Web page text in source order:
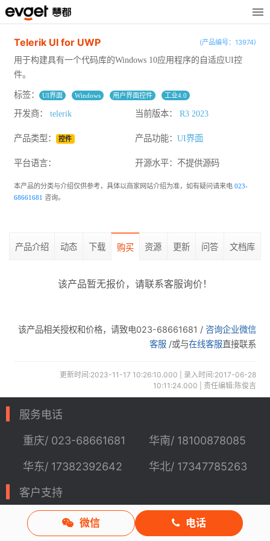
Telerik UI for UWP (产品编号：13974)
用于构建具有一个代码库的Windows 10应用程序的自适应UI控
件。
标签： UI界面 Windows 用户界面控件 工业4.0
开发商： telerik 当前版本： R3 2023
产品类型： 控件 产品功能： UI界面
平台语言： 开源水平： 不提供源码
本产品的分类与介绍仅供参考，具体以商家网站介绍为准，如有疑问请来电 023-
68661681 咨询。
产品介绍 动态 下载 购买 资源 更新 问答 文档库
该产品暂无报价，请联系客服询价！
该产品相关授权和价格，请致电023-68661681 / 咨询企业微信
客服 /或与在线客服直接联系
更新时间:2023-11-17 10:26:10.000 | 录入时间:2017-06-28
10:11:24.000 | 责任编辑:陈俊吉
服务电话
重庆/ 023-68661681
华东/ 17382392642
华南/ 18100878085
华北/ 17347785263
客户支持
技术支持 咨询服务
微信 电话